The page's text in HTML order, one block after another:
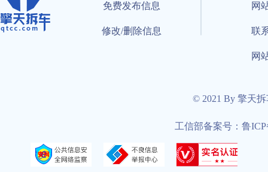
免费发布信息
修改/删除信息
网
联
网
© 2021 By 擎天
工信部备案号：鲁